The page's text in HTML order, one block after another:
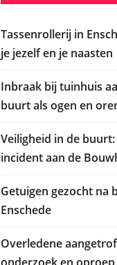
Tassenrollerij in
je jezelf en je naasten
Inbraak bij tuinhuis
buurt als ogen en
Veiligheid in de
incident aan de
Getuigen gezocht na
Enschede
Overledene